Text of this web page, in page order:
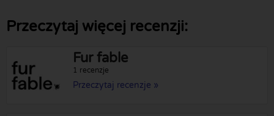
Przeczytaj więcej recenzji:
Fur fable
1 recenzje
Przeczytaj recenzje »